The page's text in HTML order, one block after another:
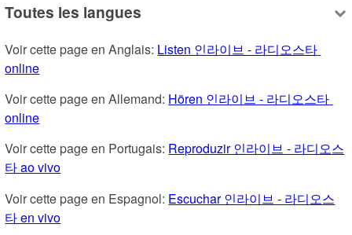
Toutes les langues
Voir cette page en Anglais: Listen 인라이브 - 라디오스타
online
Voir cette page en Allemand: Hören 인라이브 - 라디오스타
online
Voir cette page en Portugais: Reproduzir 인라이브 - 라디오스
타 ao vivo
Voir cette page en Espagnol: Escuchar 인라이브 - 라디오스
타 en vivo